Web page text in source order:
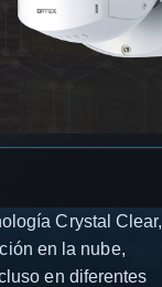
Crystal Clear,
en la nube,
en diferentes